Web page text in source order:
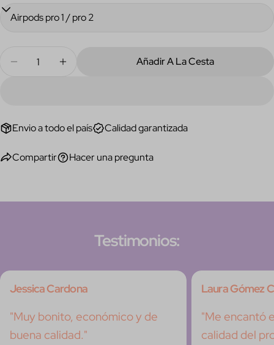
Disminuir Cantidad Para Tulipán Airpods Case
Aumentar Cantidad Para Tulipán Airpods
Añadir A La Cesta
Envio a todo el país Calidad garantizada
Compartir Hacer una pregunta
Enviar Pregunta
Testimonios:
Jessica Cardona
"Muy bonito, económico y de
buena calidad."
Laura Gómez
"Me encantó
calidad del